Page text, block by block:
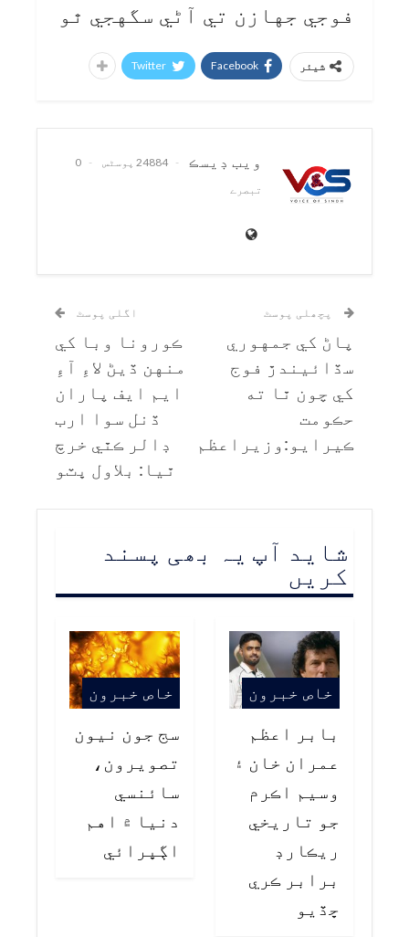
فوجي جهازن تي آڻي سگهجي ٿو
شیئر Facebook
Twitter
ويب ڊيسڪ 24884 پوسٹس
0
تبصرے
پچھلی پوسٹ
پاڻ کي جمهوري
سڏائيندڙ فوج
کي چون ٿا ته
حڪومت
ڪيرايو:وزيراعظم
اگلی پوسٹ
ڪورونا وبا کي
منهن ڏيڻ لاءِ آءِ
ايم ايف پاران
ڏنل سوا ارب
ڊالر ڪٿي خرچ
ٿيا: بلاول ڀٽو
شاید آپ یہ بھی پسند
کریں
خاص خبرون
بابر اعظم
عمران خان ۽
وسيم اڪرم
جو تاريخي
ريڪارڊ
برابر ڪري
ڇڏيو
خاص خبرون
سج جون نيون
تصويرون،
سائنسي
دنيا ۾ اهم
اڳڀرائي